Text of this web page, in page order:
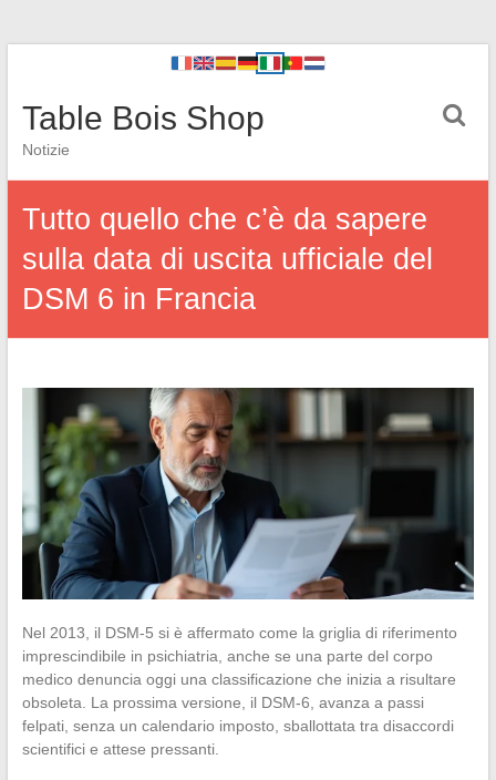
Table Bois Shop
Notizie
Tutto quello che c’è da sapere
sulla data di uscita ufficiale del
DSM 6 in Francia
Nel 2013, il DSM-5 si è affermato come la griglia di riferimento
imprescindibile in psichiatria, anche se una parte del corpo
medico denuncia oggi una classificazione che inizia a risultare
obsoleta. La prossima versione, il DSM-6, avanza a passi
felpati, senza un calendario imposto, sballottata tra disaccordi
scientifici e attese pressanti.